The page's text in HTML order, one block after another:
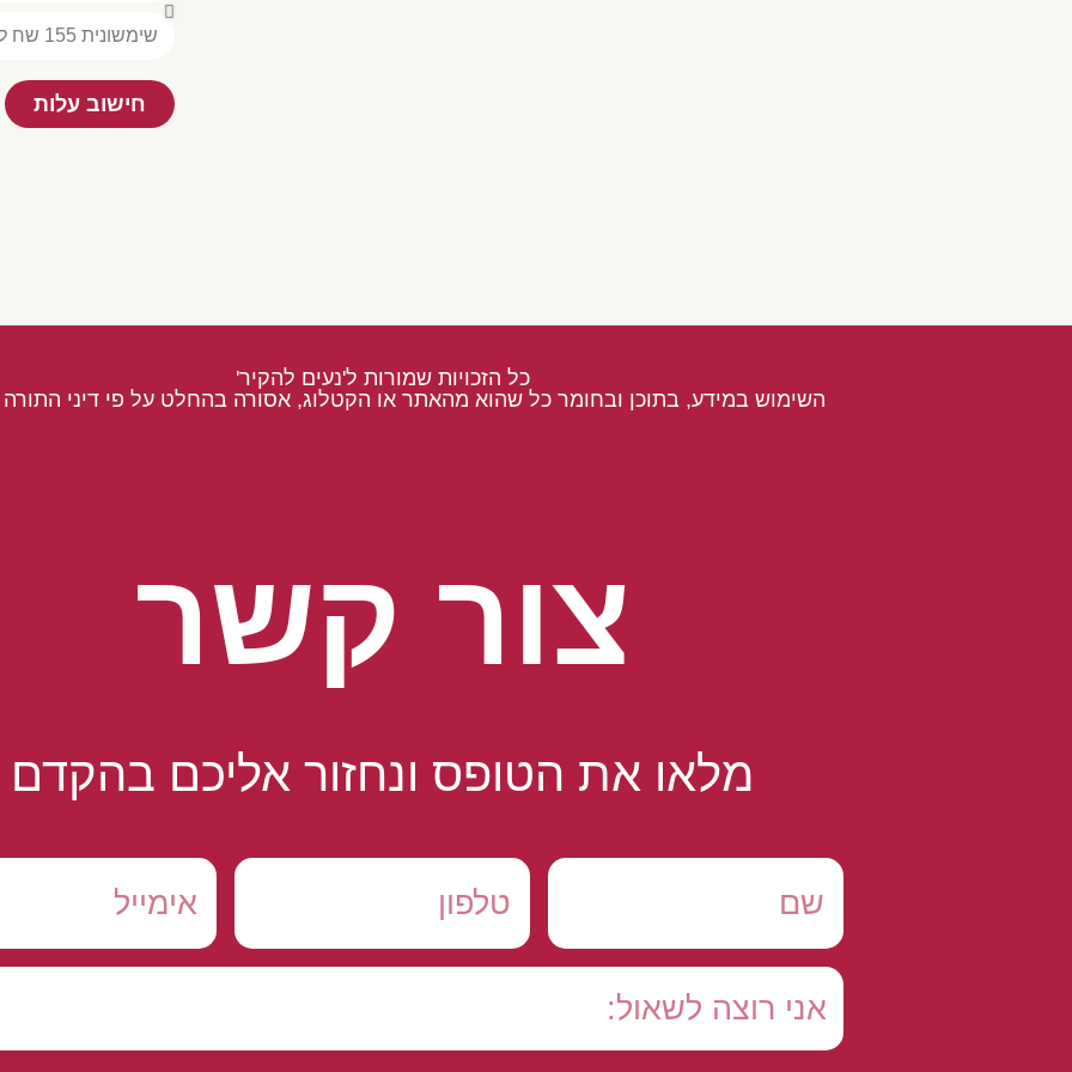
חישוב עלות
כל הזכויות שמורות ל'נעים להקיר'
השימוש במידע, בתוכן ובחומר כל שהוא מהאתר או הקטלוג, אסורה בהחלט על פי דיני התורה
צור קשר
מלאו את הטופס ונחזור אליכם בהקדם